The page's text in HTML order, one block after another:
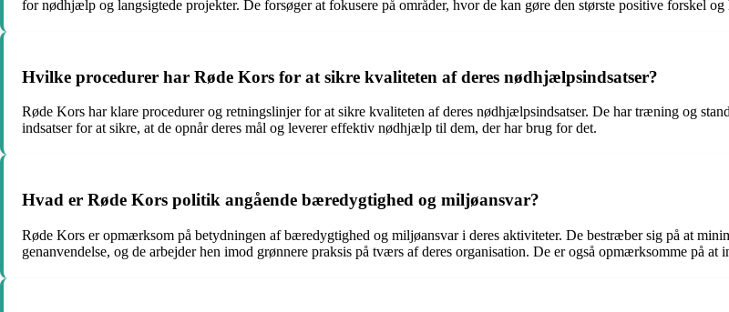
for nødhjælp og langsigtede projekter. De forsøger at fokusere på områder, hvor de kan gøre den største positive forskel og
Hvilke procedurer har Røde Kors for at sikre kvaliteten af deres nødhjælpsindsatser?
Røde Kors har klare procedurer og retningslinjer for at sikre kvaliteten af deres nødhjælpsindsatser. De har træning og
indsatser for at sikre, at de opnår deres mål og leverer effektiv nødhjælp til dem, der har brug for det.
Hvad er Røde Kors politik angående bæredygtighed og miljøansvar?
Røde Kors er opmærksom på betydningen af bæredygtighed og miljøansvar i deres aktiviteter. De bestræber sig på at
genanvendelse, og de arbejder hen imod grønnere praksis på tværs af deres organisation. De er også opmærksomme på